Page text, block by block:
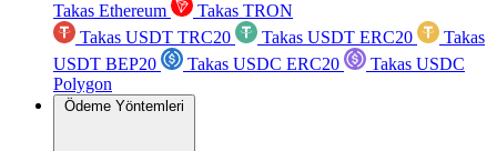
Takas Ethereum
Takas TRON
Takas USDT TRC20
Takas USDT ERC20
Takas
USDT BEP20
Takas USDC ERC20
Takas USDC
Polygon
Ödeme Yöntemleri